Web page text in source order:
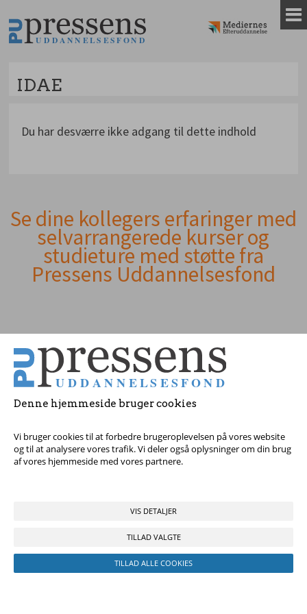
Denne hjemmeside bruger cookies
Vi bruger cookies til at forbedre brugeroplevelsen på vores website
og til at analysere vores trafik. Vi deler også oplysninger om din brug
af vores hjemmeside med vores partnere.
VIS DETALJER
TILLAD VALGTE
TILLAD ALLE COOKIES
til
indhold
IDAE
Du har desværre ikke adgang til dette indhold
Andet
indhold
Se dine kollegers erfaringer med
selvarrangerede kurser og
studieture med støtte fra
Pressens Uddannelsesfond
Tag fat i os med dine spørgsmål!
© 2017 Pressens Uddannelsesfond, Rådhuspladsen 16, 4. sal, 1550